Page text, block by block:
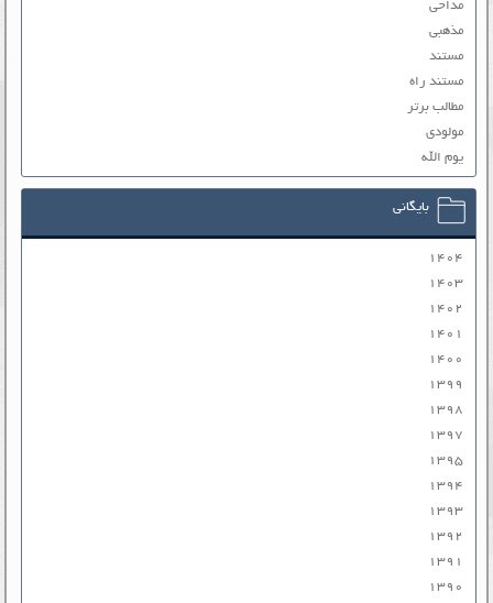
مداحی
مذهبی
مستند
مستند راه
مطالب برتر
مولودی
یوم الله
بایگانی
۱۴۰۴
۱۴۰۳
۱۴۰۲
۱۴۰۱
۱۴۰۰
۱۳۹۹
۱۳۹۸
۱۳۹۷
۱۳۹۵
۱۳۹۴
۱۳۹۳
۱۳۹۲
۱۳۹۱
۱۳۹۰